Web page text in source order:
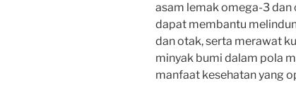
asam lemak omega-3 dan
dapat membantu
dan otak, serta merawat
minyak bumi dalam pola
manfaat kesehatan yang